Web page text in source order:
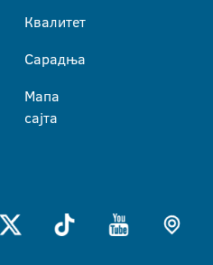
Квалитет
Сарадња
Мапа
сајта